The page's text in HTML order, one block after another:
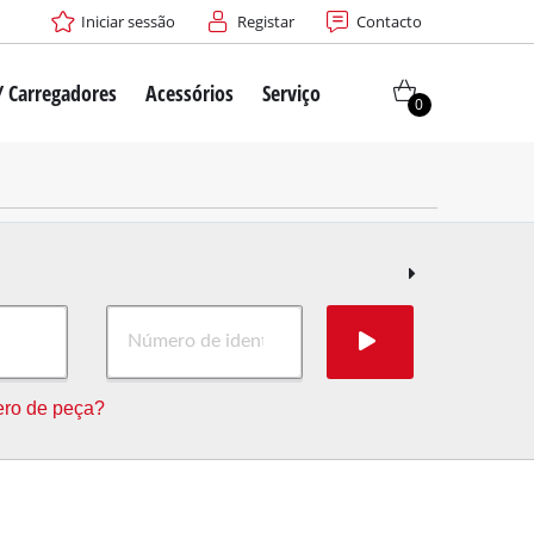
Iniciar sessão Registar Contacto
Acessórios Serviço 0
de peça?